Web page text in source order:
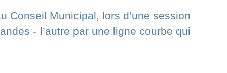
Conseil Municipal, lors d’une session
- l’autre par une ligne courbe qui